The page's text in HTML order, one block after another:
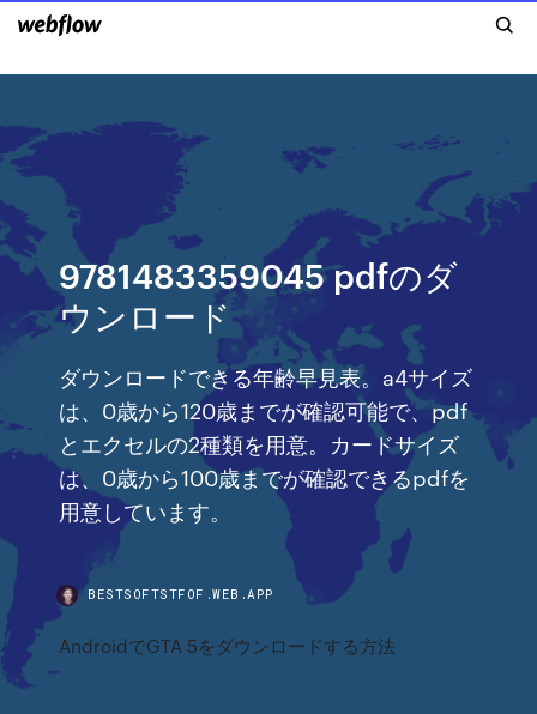
9781483359045 pdfのダ
ウンロード
ダウンロードできる年齢早見表。a4サイズ
は、0歳から120歳までが確認可能で、pdf
とエクセルの2種類を用意。カードサイズ
は、0歳から100歳までが確認できるpdfを
用意しています。
BESTSOFTSTFOF.WEB.APP
AndroidでGTA 5をダウンロードする方法